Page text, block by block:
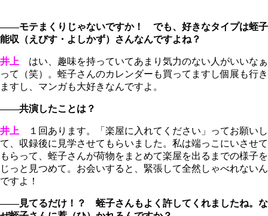
――モテまくりじゃないですか！ でも、好きなタイプは蛭子
能収（えびす・よしかず）さんなんですよね？
井上 はい、趣味を持っていてあまり気力のない人がいいなぁ
って（笑）。蛭子さんのカレンダーも買ってますし個展も行き
ますし、マンガも大好きなんですよ。
――共演したことは？
井上 １回あります。「楽屋に入れてください」ってお願いし
て、収録後に見学させてもらいました。私は端っこにいさせて
もらって、蛭子さんが荷物をまとめて楽屋を出るまでの様子を
じっと見つめて。お会いすると、緊張して全然しゃべれないん
ですよ！
――見てるだけ！？ 蛭子さんもよく許してくれましたね。な